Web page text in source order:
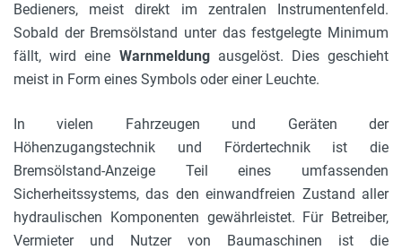
Bedieners, meist direkt im zentralen Instrumentenfeld.
Sobald der Bremsölstand unter das festgelegte Minimum
fällt, wird eine Warnmeldungausgelöst. Dies geschieht
meist in Form eines Symbols oder einer Leuchte.
In vielen Fahrzeugen und Geräten der
Höhenzugangstechnik und Fördertechnik ist die
Bremsölstand-Anzeige Teil eines umfassenden
Sicherheitssystems, das den einwandfreien Zustand aller
hydraulischen Komponenten gewährleistet. Für Betreiber,
Vermieter und Nutzer von Baumaschinen ist die